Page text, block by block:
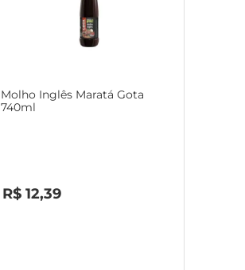
Molho Inglês Maratá Gota
740ml
R$ 12,39